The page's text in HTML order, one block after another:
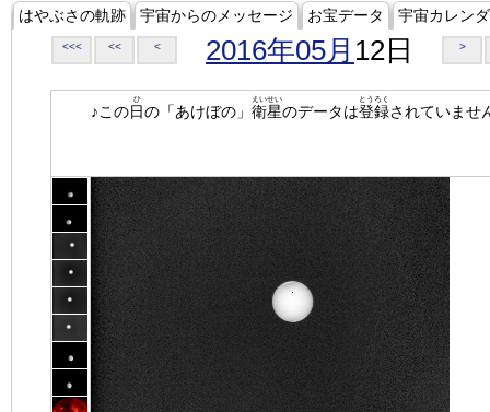
はやぶさの軌跡 宇宙からのメッセージ お宝データ 宇宙カレン
<<< << < 2016年05月 12日 >
♪この日
ひ
の「あけぼの」 衛星
えいせい
のデータは登録
とうろく
されていませ